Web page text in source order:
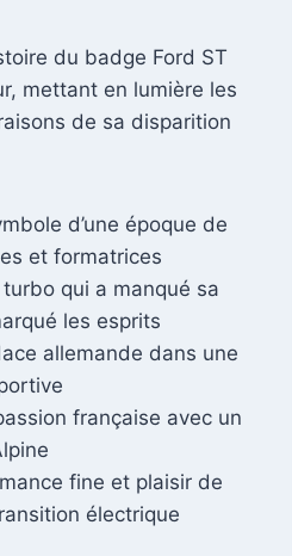
du badge Ford ST
mettant en lumière les
de sa disparition
d’une époque de
et formatrices
qui a manqué sa
les esprits
allemande dans une
française avec un
fine et plaisir de
électrique